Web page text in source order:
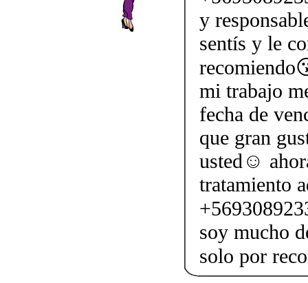
y
sentís y le
mi trabajo
fecha de
que gran
usted☺
tratamiento
soy mucho
solo por